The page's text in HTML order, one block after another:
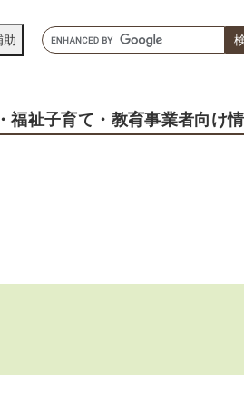
助
キ
ー
ド
・福祉子育て ・教育事業者向け